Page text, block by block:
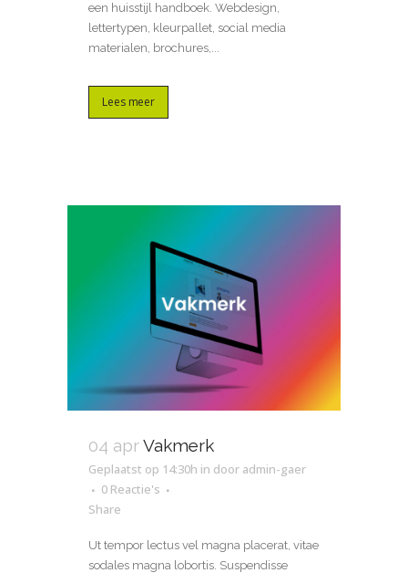
een huisstijl handboek. Webdesign,
lettertypen, kleurpallet, social media
materialen, brochures,...
Lees meer
04 aprVakmerk
Geplaatst op 14:30h in door admin-gaer
0 Reactie's
Share
Ut tempor lectus vel magna placerat, vitae
sodales magna lobortis. Suspendisse